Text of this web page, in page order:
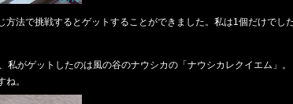
方法で挑戦するとゲットすることができました。私は1個だけでし
私がゲットしたのは風の谷のナウシカの「ナウシカレクイエム」
。